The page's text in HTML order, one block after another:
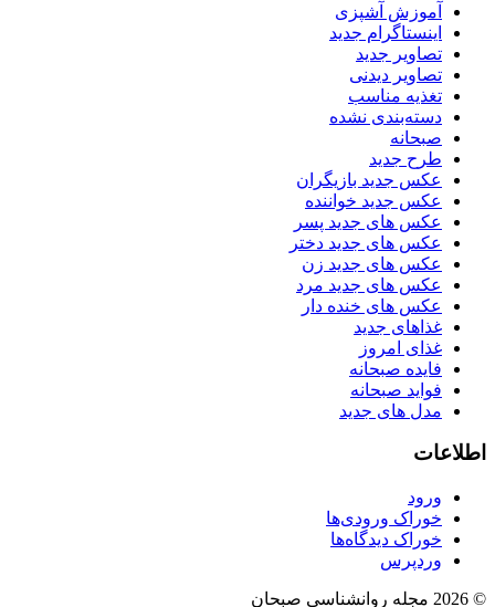
آموزش آشپزی
اینستاگرام جدید
تصاویر جدید
تصاویر دیدنی
تغذیه مناسب
دسته‌بندی نشده
صبحانه
طرح جدید
عکس جدید بازیگران
عکس جدید خواننده
عکس های جدید پسر
عکس های جدید دختر
عکس های جدید زن
عکس های جدید مرد
عکس های خنده دار
غذاهای جدید
غذای امروز
فایده صبحانه
فواید صبحانه
مدل های جدید
اطلاعات
ورود
خوراک ورودی‌ها
خوراک دیدگاه‌ها
وردپرس
© 2026 مجله روانشناسی صبحان